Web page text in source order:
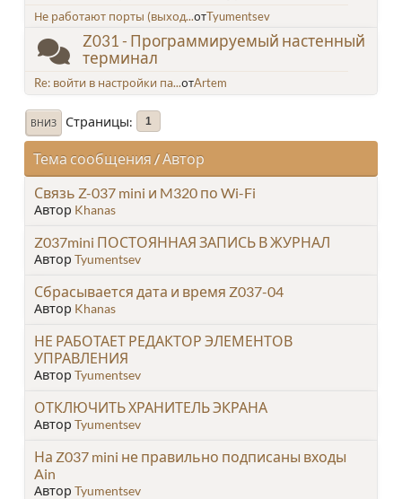
Не работают порты (выход...отTyumentsev
Z031 - Программируемый настенный
терминал
Re: войти в настройки па...отArtem
ВНИЗ Страницы 1
Тема сообщения / Автор
Связь Z-037 mini и M320 по Wi-Fi
Автор Khanas
Z037mini ПОСТОЯННАЯ ЗАПИСЬ В ЖУРНАЛ
Автор Tyumentsev
Сбрасывается дата и время Z037-04
Автор Khanas
НЕ РАБОТАЕТ РЕДАКТОР ЭЛЕМЕНТОВ
УПРАВЛЕНИЯ
Автор Tyumentsev
ОТКЛЮЧИТЬ ХРАНИТЕЛЬ ЭКРАНА
Автор Tyumentsev
На Z037 mini не правильно подписаны входы
Ain
Автор Tyumentsev